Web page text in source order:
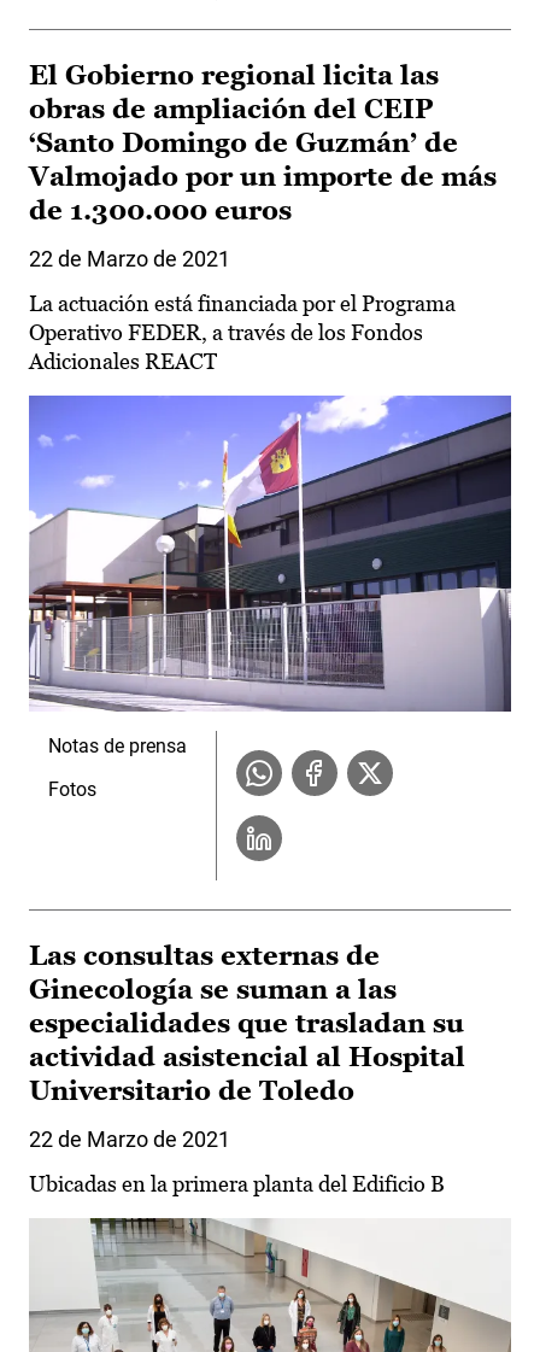
El Gobierno regional licita las
obras de ampliación del CEIP
‘Santo Domingo de Guzmán’ de
Valmojado por un importe de más
de 1.300.000 euros
22 de Marzo de 2021
La actuación está financiada por el Programa
Operativo FEDER, a través de los Fondos
Adicionales REACT
Notas de prensa
Fotos
Las consultas externas de
Ginecología se suman a las
especialidades que trasladan su
actividad asistencial al Hospital
Universitario de Toledo
22 de Marzo de 2021
Ubicadas en la primera planta del Edificio B